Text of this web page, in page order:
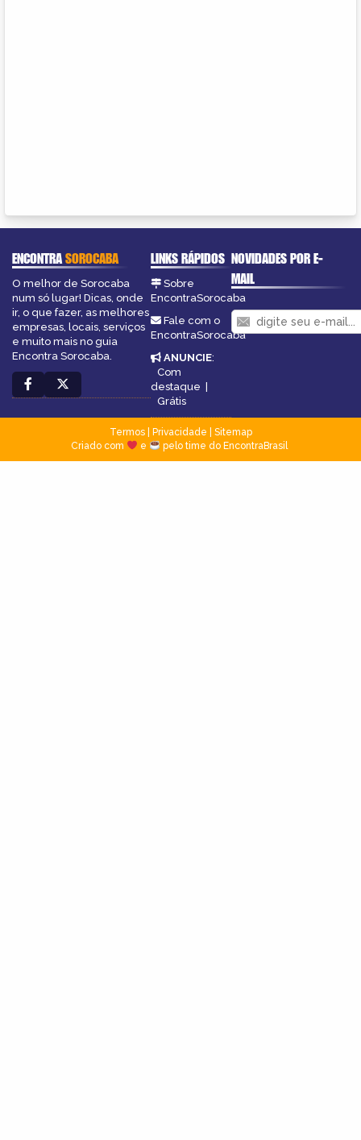
ENCONTRASOROCABA
O melhor de Sorocaba
num só lugar! Dicas, onde
ir, o que fazer, as melhores
empresas, locais, serviços
e muito mais no guia
Encontra Sorocaba.
LINKS RÁPIDOS
Sobre
EncontraSorocaba
Fale com o
EncontraSorocaba
ANUNCIE:
Com
destaque |
Grátis
NOVIDADES POR E-
MAIL
Termos| Privacidade
Sitemap
Criado com
e pelo time do EncontraBrasil